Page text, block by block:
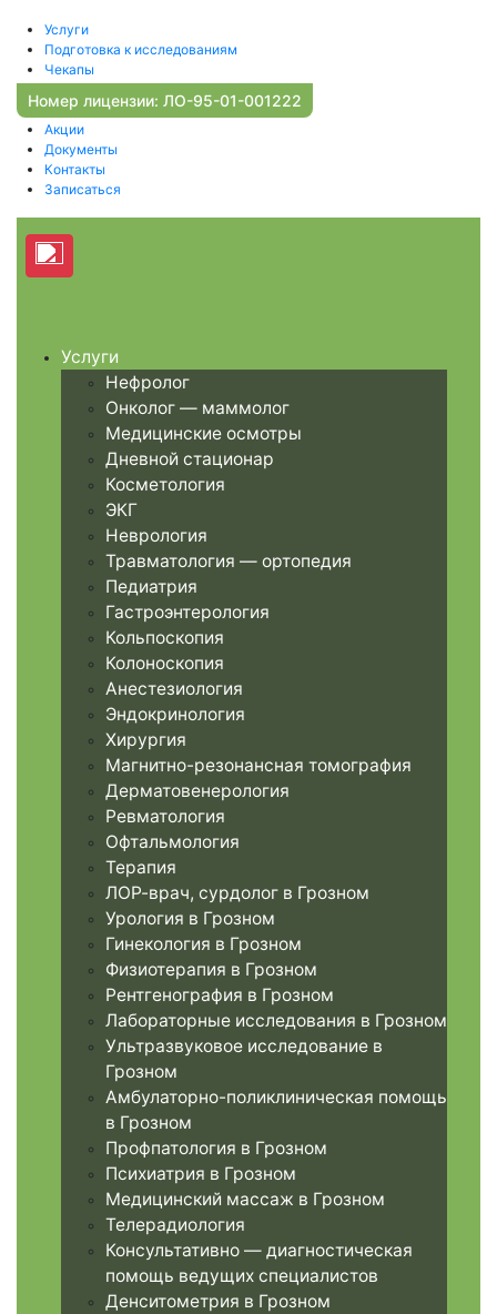
Услуги
Подготовка к исследованиям
Чекапы
Наши врачи
Акции
Документы
Контакты
Записаться
Номер лицензии: ЛО-95-01-001222
Услуги
Нефролог
Онколог — маммолог
Медицинские осмотры
Дневной стационар
Косметология
ЭКГ
Неврология
Травматология — ортопедия
Педиатрия
Гастроэнтерология
Кольпоскопия
Колоноскопия
Анестезиология
Эндокринология
Хирургия
Магнитно-резонансная томография
Дерматовенерология
Ревматология
Офтальмология
Терапия
ЛОР-врач, сурдолог в Грозном
Урология в Грозном
Гинекология в Грозном
Физиотерапия в Грозном
Рентгенография в Грозном
Лабораторные исследования в Грозном
Ультразвуковое исследование в
Грозном
Амбулаторно-поликлиническая помощь
в Грозном
Профпатология в Грозном
Психиатрия в Грозном
Медицинский массаж в Грозном
Телерадиология
Консультативно — диагностическая
помощь ведущих специалистов
Денситометрия в Грозном